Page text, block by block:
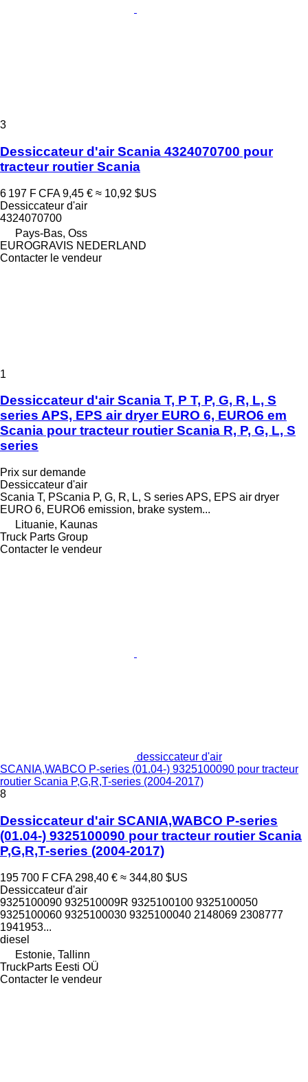
3
Dessiccateur d'air Scania 4324070700 pour
tracteur routier Scania
6 197 F CFA 9,45 € ≈ 10,92 $US
Dessiccateur d'air
4324070700
Pays-Bas, Oss
EUROGRAVIS NEDERLAND
Contacter le vendeur
1
Dessiccateur d'air Scania T, P T, P, G, R, L, S
series APS, EPS air dryer EURO 6, EURO6 em
Scania pour tracteur routier Scania R, P, G, L, S
series
Prix sur demande
Dessiccateur d'air
Scania T, PScania P, G, R, L, S series APS, EPS air dryer
EURO 6, EURO6 emission, brake system...
Lituanie, Kaunas
Truck Parts Group
Contacter le vendeur
dessiccateur d'air
SCANIA,WABCO P-series (01.04-) 9325100090 pour tracteur
routier Scania P,G,R,T-series (2004-2017)
8
Dessiccateur d'air SCANIA,WABCO P-series
(01.04-) 9325100090 pour tracteur routier Scania
P,G,R,T-series (2004-2017)
195 700 F CFA 298,40 € ≈ 344,80 $US
Dessiccateur d'air
9325100090 932510009R 9325100100 9325100050
9325100060 9325100030 9325100040 2148069 2308777
1941953...
diesel
Estonie, Tallinn
TruckParts Eesti OÜ
Contacter le vendeur